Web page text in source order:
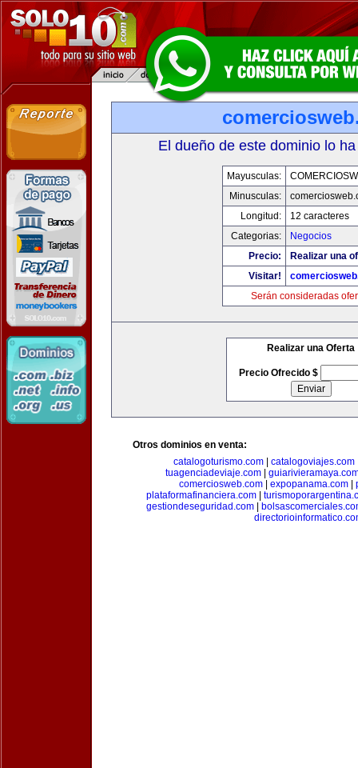
El dueño de este dominio lo
Mayusculas:
Minusculas:
Longitud:
12 caracteres
Categorias:
Negocios
Precio:
Realizar una
Visitar!
Serán consideradas
Realizar una Oferta
Precio Ofrecido $
Otros dominios en venta:
catalogoturismo.com
catalogoviajes.com
tuagenciadeviaje.com|
comerciosweb.com
expopanama.com
plataformafinanciera.com
gestiondeseguridad.com